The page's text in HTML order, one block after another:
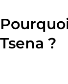
Tsena ?